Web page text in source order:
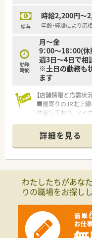
給与
時給2,200円～
年齢・経験により応
勤務
時間
月～金
9：00～18：00(
週3日～4日で相
※土日の勤務も
ます
【店舗情報と応需状
■最寄りのJR北上
位置しており、マイ
在宅業務も積極的に
■1日あたり50枚か
複数名の薬剤師体制
■地域医療への貢献
薬剤師を増員募集し
■経験の浅い方やブ
■曜日お時間相談OK
ださい♪
詳細を見る
わたしたちがあな
りの職場をお探し